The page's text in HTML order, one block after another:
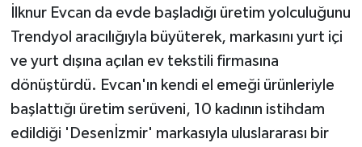
İlknur Evcan da evde başladığı üretim yolculuğunu
Trendyol aracılığıyla büyüterek, markasını yurt içi
ve yurt dışına açılan ev tekstili firmasına
dönüştürdü. Evcan'ın kendi el emeği ürünleriyle
başlattığı üretim serüveni, 10 kadının istihdam
edildiği 'Desenİzmir' markasıyla uluslararası bir